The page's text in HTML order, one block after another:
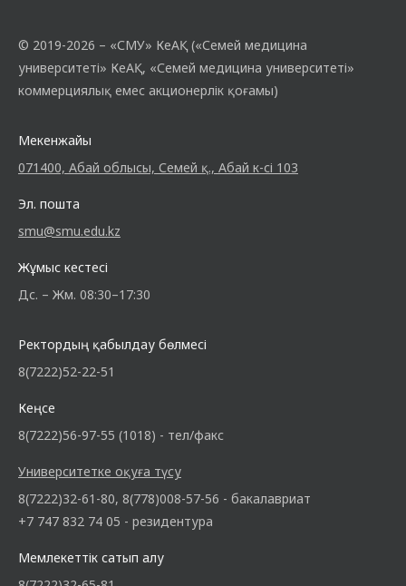
© 2019-2026 – «СМУ» КеАҚ («Семей медицина
университеті» КеАҚ, «Семей медицина университеті»
коммерциялық емес акционерлік қоғамы)
Мекенжайы
071400, Абай облысы, Семей қ., Абай к-сі 103
Эл. пошта
smu@smu.edu.kz
Жұмыс кестесі
Дс. – Жм. 08:30–17:30
Ректордың қабылдау бөлмесі
8(7222)52-22-51
Кеңсе
8(7222)56-97-55 (1018) - тел/факс
Университетке оқуға түсу
8(7222)32-61-80, 8(778)008-57-56 - бакалавриат
+7 747 832 74 05 - резидентура
Мемлекеттік сатып алу